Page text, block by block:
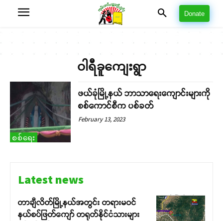
Donate
ဝါရီခူကျေးရွာ
စစ်ရေး
ဖယ်ခုံမြို့နယ် ဘာသာရေးကျောင်းများကို
စစ်ကောင်စီက ပစ်ခတ်
February 13, 2023
Latest news
တာချီလိတ်မြို့နယ်အတွင်း တရားမဝင်
နယ်စပ်ဖြတ်ကျော် တရုတ်နိုင်ငံသားများ